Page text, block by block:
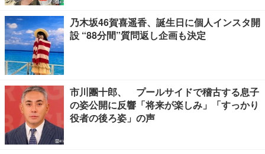
乃木坂46賀喜遥香、誕生日に個人インスタ開
設 “88分間”質問返し企画も決定
市川團十郎、 プールサイドで稽古する息子
の姿公開に反響「将来が楽しみ」「すっかり
役者の後ろ姿」の声